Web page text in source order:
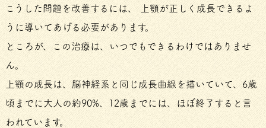
こうした問題を改善するには、 上顎が正しく成長できるよ
うに導いてあげる必要があります。
ところが、この治療は、いつでもできるわけではありませ
ん。
上顎の成長は、脳神経系と同じ成長曲線を描いていて、6歳
頃までに大人の約90%、12歳までには、ほぼ終了すると言
われています。